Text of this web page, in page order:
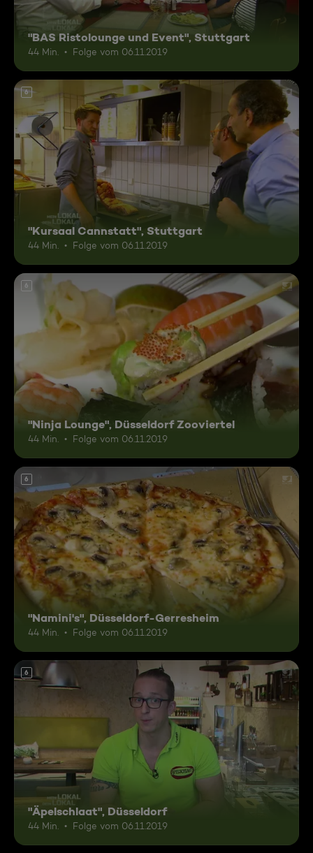
"BAS Ristolounge und Event", Stuttgart
44 Min. Folge vom 06.11.2019
6
"Kursaal Cannstatt", Stuttgart
44 Min. Folge vom 06.11.2019
6
"Ninja Lounge", Düsseldorf Zooviertel
44 Min. Folge vom 06.11.2019
6
"Namini's", Düsseldorf-Gerresheim
44 Min. Folge vom 06.11.2019
6
"Äpelschlaat", Düsseldorf
44 Min. Folge vom 06.11.2019